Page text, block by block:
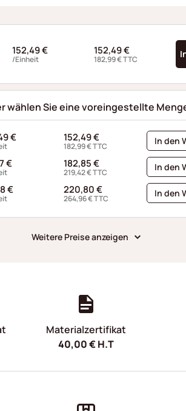
152,49€
/Einheit
152,49€
182,99€TTC
wählen Sie eine voreingestellte
€ 152,49€
182,99€TTC In den
€ 182,85€
219,42€TTC In den
€ 220,80€
264,96€TTC In den
Weitere Preise anzeigen
Materialzertifikat
40,00€H.T